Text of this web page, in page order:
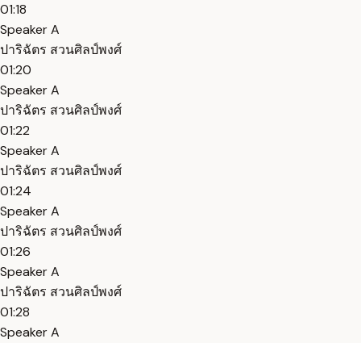
01:18
Speaker A
ปาริฉัตร สวนศิลป์พงศ์
01:20
Speaker A
ปาริฉัตร สวนศิลป์พงศ์
01:22
Speaker A
ปาริฉัตร สวนศิลป์พงศ์
01:24
Speaker A
ปาริฉัตร สวนศิลป์พงศ์
01:26
Speaker A
ปาริฉัตร สวนศิลป์พงศ์
01:28
Speaker A